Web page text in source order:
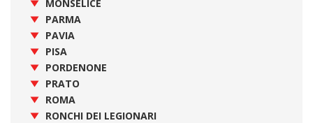
MONSELICE
PARMA
PAVIA
PISA
PORDENONE
PRATO
ROMA
RONCHI DEI LEGIONARI